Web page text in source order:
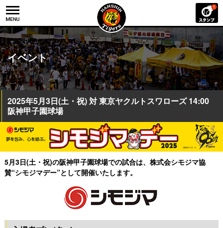
イベント
2025年5月3日(土・祝) 対 東京ヤクルトスワローズ 14:00
阪神甲子園球場
5月3日(土・祝)の阪神甲子園球場での試合は、 株式会シモジマ協
賛“シモジマデー”として開催いたします。